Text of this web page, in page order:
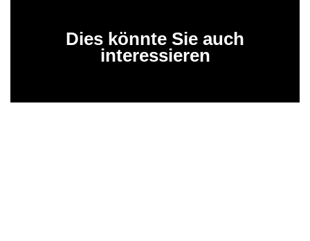
Dies könnte Sie auch
interessieren